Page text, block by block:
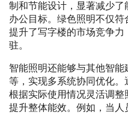
制和节能设计，显著减少
办公目标。绿色照明不仅
提升了写字楼的市场竞争力
驻。
智能照明还能够与其他智
等，实现多系统协同优化
根据实际使用情况灵活调
提升整体能效。例如，当